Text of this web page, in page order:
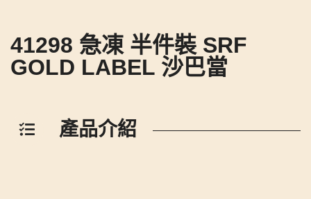
41298 急凍 半件裝 SRF
GOLD LABEL 沙巴當
產品介紹